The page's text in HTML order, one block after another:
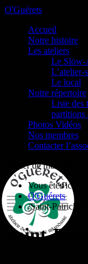
O'Guérets
Accueil
Notre histoire
Les ateliers
Le Slow-
L’atelier-
Le local
Notre répertoire
Liste des
partitions
Photos Vidéos
Nos membres
Contacter
Atelier de musique
Vous êtes ici :
O'Guérets
/Saint-Patrick
Saint-